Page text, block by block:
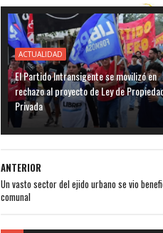
ACTUALIDAD
El Partido Intransigente se movilizó en
rechazo al proyecto de Ley de
Privada
ANTERIOR
Un vasto sector del ejido urbano se vio
comunal